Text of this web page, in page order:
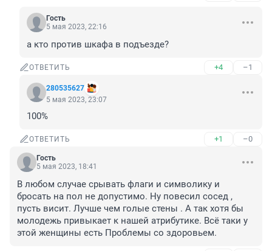
Гость
5 мая 2023, 22:16
а кто против шкафа в подъезде?
ОТВЕТИТЬ +4 –1
280535627
5 мая 2023, 23:07
100%
ОТВЕТИТЬ +1 –0
Гость
5 мая 2023, 18:41
В любом случае срывать флаги и символику и
бросать на пол не допустимо. Ну повесил сосед ,
пусть висит. Лучше чем голые стены . А так хотя бы
молодежь привыкает к нашей атрибутике. Всё таки у
этой женщины есть Проблемы со здоровьем.